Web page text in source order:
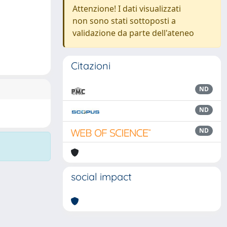
Attenzione! I dati visualizzati
non sono stati sottoposti a
validazione da parte dell'ateneo
Citazioni
ND
ND
ND
social impact